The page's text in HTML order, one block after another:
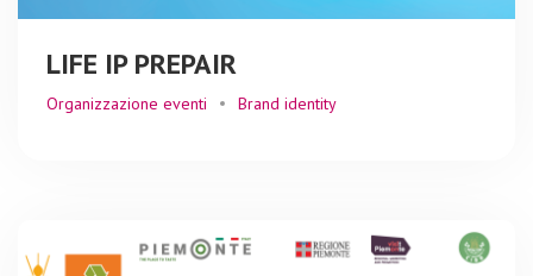
LIFE IP PREPAIR
Organizzazione eventi Brand identity